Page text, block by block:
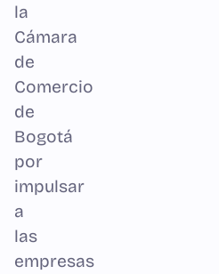
la
Cámara
de
Comercio
de
Bogotá
por
impulsar
a
las
empresas